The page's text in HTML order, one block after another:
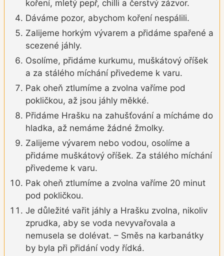
koření, mletý pepř, chilli a čerstvý zázvor.
Dáváme pozor, abychom koření nespálili.
Zalijeme horkým vývarem a přidáme spařené a
scezené jáhly.
Osolíme, přidáme kurkumu, muškátový oříšek
a za stálého míchání přivedeme k varu.
Pak oheň ztlumíme a zvolna vaříme pod
pokličkou, až jsou jáhly měkké.
Přidáme Hrašku na zahušťování a mícháme do
hladka, až nemáme žádné žmolky.
Zalijeme vývarem nebo vodou, osolíme a
přidáme muškátový oříšek. Za stálého míchání
přivedeme k varu.
Pak oheň ztlumíme a zvolna vaříme 20 minut
pod pokličkou.
Je důležité vařit jáhly a Hrašku zvolna, nikoliv
zprudka, aby se voda nevyvařovala a
nemusela se dolévat. – Směs na karbanátky
by byla při přidání vody řídká.